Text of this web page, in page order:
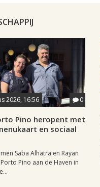
2026, 16:56 0
Pino heropent met
en sociaal
Saba Alhatra en Rayan
Pino aan de Haven in